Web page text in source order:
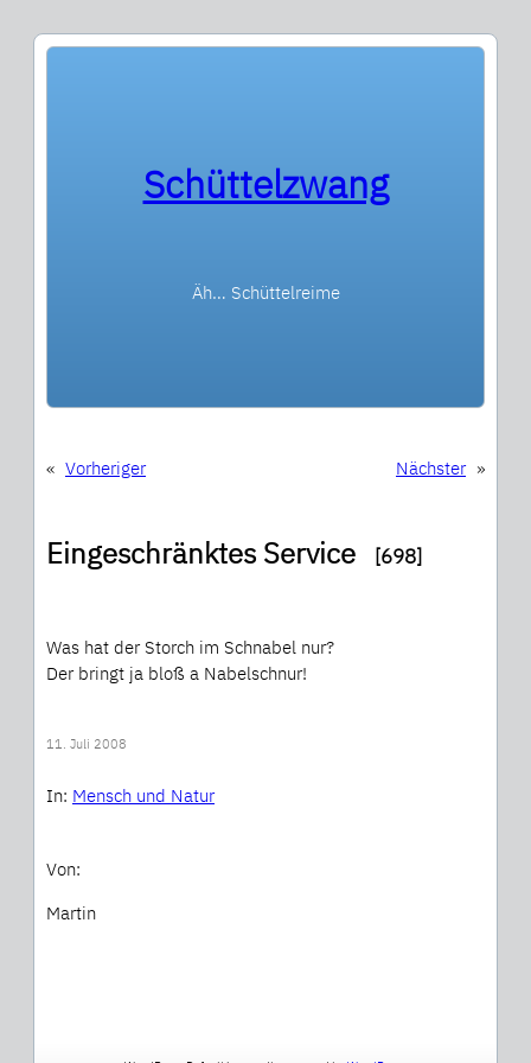
Schüttelzwang
Äh… Schüttelreime
« Vorheriger Nächster »
Eingeschränktes Service [698]
Was hat der Storch im Schnabel nur?
Der bringt ja bloß a Nabelschnur!
11. Juli 2008
In: Mensch und Natur
Von:
Martin